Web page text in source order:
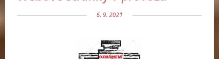
6. 9. 2021